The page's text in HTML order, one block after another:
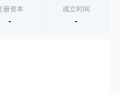
册资本
-
成立时间
-